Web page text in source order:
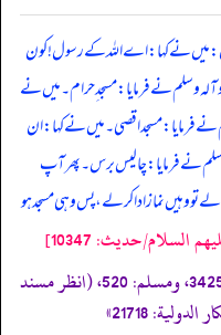
میں نے کہا: اے اللہ کے رسول! کون
وسلم نے فرمایا: مسجد ِ حرام۔ میں نے
نے فرمایا: مسجد اقصی۔ میں نے کہا: ان
نے فرمایا: چالیس برس۔ پھر آپ
لے تو وہیں نماز ادا کر لے، پس وہی مسجد ہو
السلام/حدیث: 10347]
«أخرجه البخاري: 3366، 3425، ومسلم: 520، (انظر مسند